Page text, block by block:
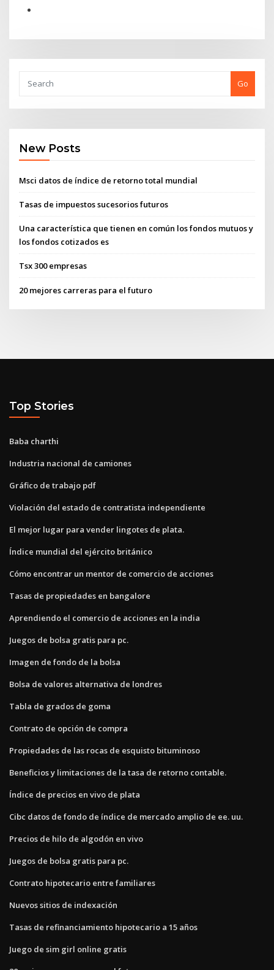
Go
New Posts
Msci datos de índice de retorno total mundial
Tasas de impuestos sucesorios futuros
Una característica que tienen en común los fondos mutuos y
los fondos cotizados es
Tsx 300 empresas
20 mejores carreras para el futuro
Top Stories
Baba charthi
Industria nacional de camiones
Gráfico de trabajo pdf
Violación del estado de contratista independiente
El mejor lugar para vender lingotes de plata.
Índice mundial del ejército británico
Cómo encontrar un mentor de comercio de acciones
Tasas de propiedades en bangalore
Aprendiendo el comercio de acciones en la india
Juegos de bolsa gratis para pc.
Imagen de fondo de la bolsa
Bolsa de valores alternativa de londres
Tabla de grados de goma
Contrato de opción de compra
Propiedades de las rocas de esquisto bituminoso
Beneficios y limitaciones de la tasa de retorno contable.
Índice de precios en vivo de plata
Cibc datos de fondo de índice de mercado amplio de ee. uu.
Precios de hilo de algodón en vivo
Juegos de bolsa gratis para pc.
Contrato hipotecario entre familiares
Nuevos sitios de indexación
Tasas de refinanciamiento hipotecario a 15 años
Juego de sim girl online gratis